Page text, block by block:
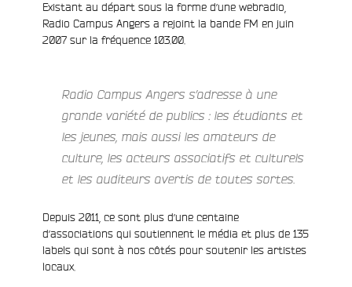
Existant au départ sous la forme d’une webradio,
Radio Campus Angers a rejoint la bande FM en juin
2007 sur la fréquence 103.00.
Radio Campus Angers s’adresse à une
grande variété de publics : les étudiants et
les jeunes, mais aussi les amateurs de
culture, les acteurs associatifs et culturels
et les auditeurs avertis de toutes sortes.
Depuis 2011, ce sont plus d’une centaine
d’associations qui soutiennent le média et plus de 135
labels qui sont à nos côtés pour soutenir les artistes
locaux.